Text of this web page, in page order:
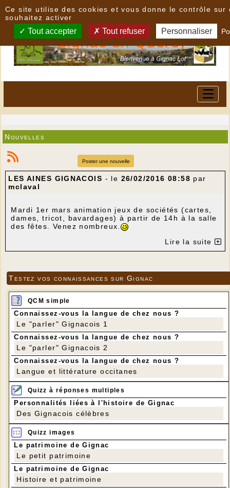
Nouvelles
Poster une nouvelle
LES AINES GIGNACOIS - le 26/02/2016 08:58 par
mclaval
Mardi 1er mars animation jeux de sociétés (cartes,
dames, tricot, bavardages) à partir de 14h à la salle
des fêtes. Venez nombreux.
Lire la suite
Testez vos connaissances sur Gignac
QCM simple
Connaissez-vous la langue de chez nous ?
Le "parler" Gignacois 1
Connaissez-vous la langue de chez nous ?
Le "parler" Gignacois 2
Connaissez-vous la langue de chez nous ?
Langue et littérature occitanes
Quizz à réponses multiples
Personnalités liées à l'histoire de Gignac
Des Gignacois célèbres
Quizz images
Le patrimoine de Gignac
Le petit patrimoine
Le patrimoine de Gignac
Histoire et patrimoine
Ce site utilise des cookies et vous donne le contrôle sur
souhaitez activer
Tout accepter Tout refuser Personnaliser